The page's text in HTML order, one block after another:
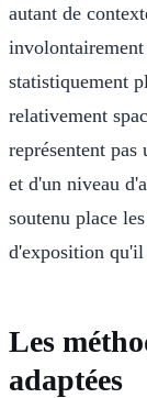
autant de
statistiquement
relativement
représentent
et d'un niveau
soutenu place
d'exposition qu'il
Les
adaptées